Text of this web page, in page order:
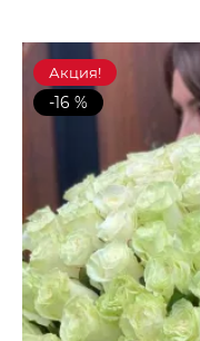
Акция!
-16 %